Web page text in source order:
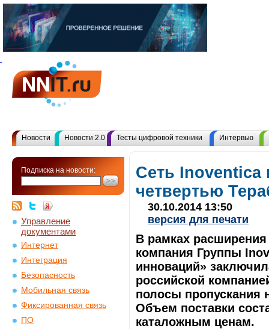
Новости Новости 2.0 Тесты цифровой техники Интервью
Подписка на новости:
Управление
документами
Интернет
Интеграция
Безопасность
Мобильная связь
Фиксированная связь
ПО
Сеть Inoventica
четвертью
30.10.2014 13:50
версия для печати
В рамках расширения
компания Группы
инноваций»
российской
полосы пропускания
Объем поставки
каталожным ценам.